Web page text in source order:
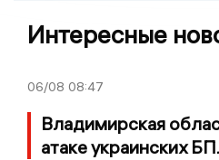
Интересные
06/08 08:47
Владимирская
атаке украинских